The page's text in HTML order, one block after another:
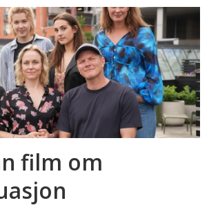
film om